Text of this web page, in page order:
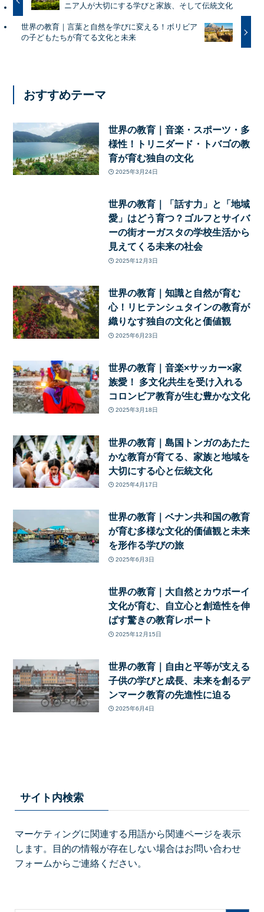
ニア人が大切にする学びと家族、そして伝統文化
世界の教育｜言葉と自然を学びに変える！ボリビア
の子どもたちが育てる文化と未来
おすすめテーマ
世界の教育｜音楽・スポーツ・多
様性！トリニダード・トバゴの教
育が育む独自の文化
2025年3月24日
世界の教育｜「話す力」と「地域
愛」はどう育つ？ゴルフとサイバ
ーの街オーガスタの学校生活から
見えてくる未来の社会
2025年12月3日
世界の教育｜知識と自然が育む
心！リヒテンシュタインの教育が
織りなす独自の文化と価値観
2025年6月23日
世界の教育｜音楽×サッカー×家
族愛！ 多文化共生を受け入れる
コロンビア教育が生む豊かな文化
2025年3月18日
世界の教育｜島国トンガのあたた
かな教育が育てる、家族と地域を
大切にする心と伝統文化
2025年4月17日
世界の教育｜ベナン共和国の教育
が育む多様な文化的価値観と未来
を形作る学びの旅
2025年6月3日
世界の教育｜大自然とカウボーイ
文化が育む、自立心と創造性を伸
ばす驚きの教育レポート
2025年12月15日
世界の教育｜自由と平等が支える
子供の学びと成長、未来を創るデ
ンマーク教育の先進性に迫る
2025年6月4日
サイト内検索
マーケティングに関連する用語から関連ページを表示
します。目的の情報が存在しない場合はお問い合わせ
フォームからご連絡ください。